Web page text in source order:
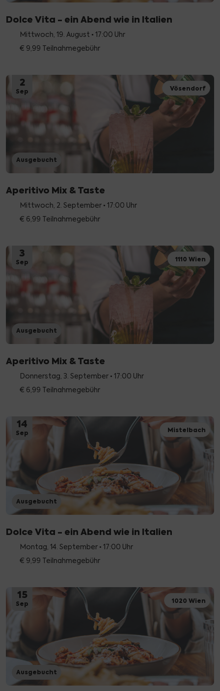
Dolce Vita - ein Abend wie in Italien
Mittwoch, 19. August • 17:00 Uhr
€ 9,99 Teilnahmegebühr
2
Sep Vösendorf
Ausgebucht
Aperitivo Mix & Taste
Mittwoch, 2. September • 17:00 Uhr
€ 6,99 Teilnahmegebühr
3
Sep 1110 Wien
Ausgebucht
Aperitivo Mix & Taste
Donnerstag, 3. September • 17:00 Uhr
€ 6,99 Teilnahmegebühr
14
Sep Mistelbach
Ausgebucht
Dolce Vita - ein Abend wie in Italien
Montag, 14. September • 17:00 Uhr
€ 9,99 Teilnahmegebühr
15
Sep 1020 Wien
Ausgebucht